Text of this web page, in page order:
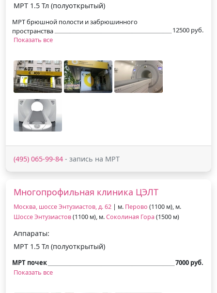
МРТ 1.5 Тл (полуоткрытый)
МРТ брюшной полости и забрюшинного
пространства
12500 руб.
Показать все
(495) 065-99-84 - запись на МРТ
Многопрофильная клиника ЦЭЛТ
Москва, шоссе Энтузиастов, д. 62 | м. Перово (1100 м), м.
Шоссе Энтузиастов(1100 м), м.Соколиная Гора (1500 м)
Аппараты:
МРТ 1.5 Тл (полуоткрытый)
МРТ почек
7000 руб.
Показать все